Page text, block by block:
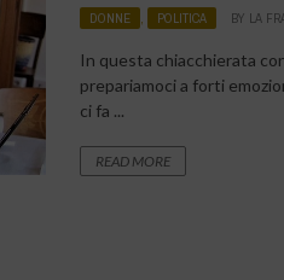
DONNE , POLITICA BY LA
In questa chiacchierata
prepariamoci a forti
ci fa ...
READ MORE